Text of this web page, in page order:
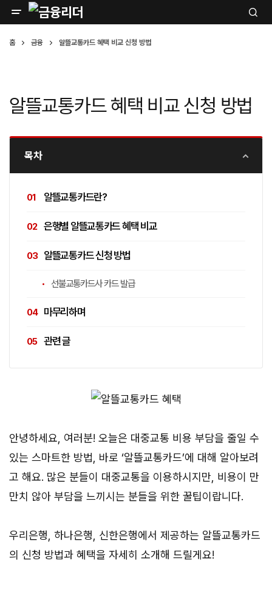
홈 금융 알뜰교통카드 혜택 비교 신청 방법
알뜰교통카드 혜택 비교 신청 방법
목차
알뜰교통카드란?
은행별 알뜰교통카드 혜택 비교
알뜰교통카드 신청 방법
선불교통카드사 카드 발급
마무리하며
관련 글
안녕하세요, 여러분! 오늘은 대중교통 비용 부담을 줄일 수
있는 스마트한 방법, 바로 ‘알뜰교통카드’에 대해 알아보려
고 해요. 많은 분들이 대중교통을 이용하시지만, 비용이 만
만치 않아 부담을 느끼시는 분들을 위한 꿀팁이랍니다.
우리은행, 하나은행, 신한은행에서 제공하는 알뜰교통카드
의 신청 방법과 혜택을 자세히 소개해 드릴게요!